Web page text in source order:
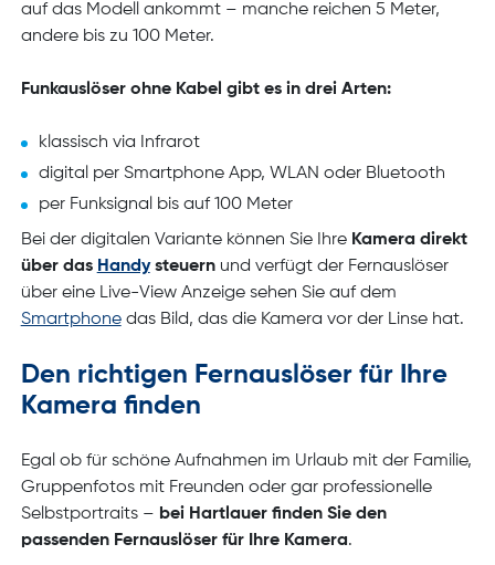
auf das Modell ankommt – manche reichen 5 Meter,
andere bis zu 100 Meter.
Funkauslöser ohne Kabel gibt es in drei Arten:
klassisch via Infrarot
digital per Smartphone App, WLAN oder Bluetooth
per Funksignal bis auf 100 Meter
Bei der digitalen Variante können Sie Ihre Kamera direkt
über das Handysteuernund verfügt der Fernauslöser
über eine Live-View Anzeige sehen Sie auf dem
Smartphonedas Bild, das die Kamera vor der Linse hat.
Den richtigen Fernauslöser für Ihre
Kamera finden
Egal ob für schöne Aufnahmen im Urlaub mit der Familie,
Gruppenfotos mit Freunden oder gar professionelle
Selbstportraits – bei Hartlauer finden Sie den
passenden Fernauslöser für Ihre Kamera.